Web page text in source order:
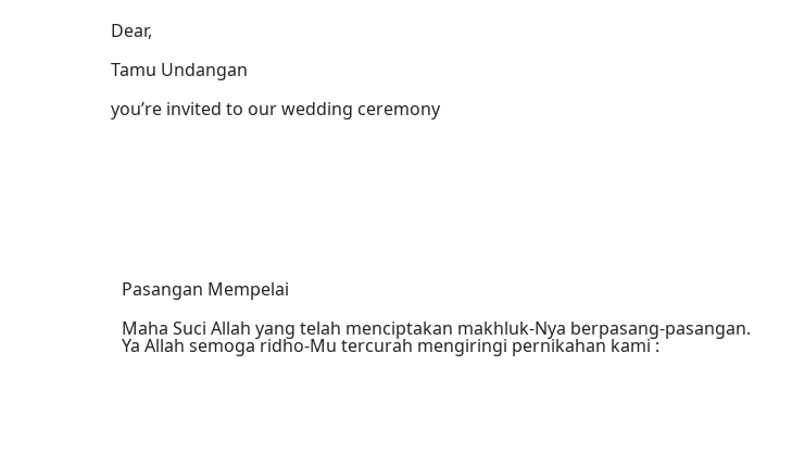
Dear,
Tamu Undangan
you’re invited to our wedding ceremony
Pasangan Mempelai
Maha Suci Allah yang telah menciptakan makhluk-Nya berpasang-pasangan.
Ya Allah semoga ridho-Mu tercurah mengiringi pernikahan kami :